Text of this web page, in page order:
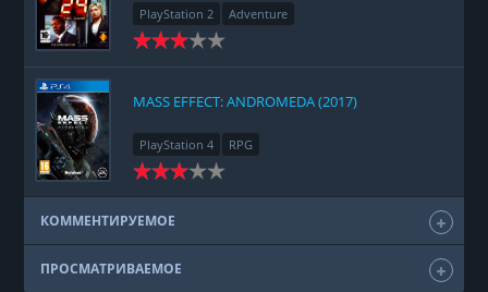
PlayStation 2 Adventure
MASS EFFECT: ANDROMEDA (2017)
PlayStation 4 RPG
КОММЕНТИРУЕМОЕ
ПРОСМАТРИВАЕМОЕ